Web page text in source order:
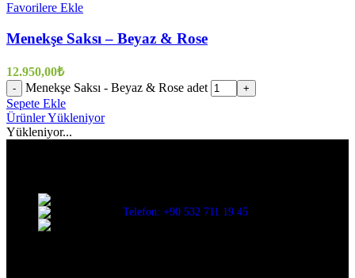
Favorilere Ekle
Menekşe Saksı – Beyaz & Rose
12.950,00₺
- Menekşe Saksı - Beyaz & Rose adet +
Sepete Ekle
Ürünler Yükleniyor
Yükleniyor...
Telefon: +90 532 711 19 45